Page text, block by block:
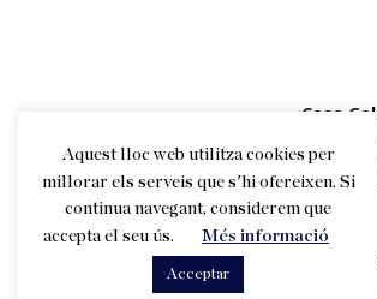
Casa
17257
Avís
Aquest lloc web utilitza cookies per
millorar els serveis que s'hi ofereixen. Si
continua navegant, considerem que
accepta el seu ús.
Més informació
Acceptar